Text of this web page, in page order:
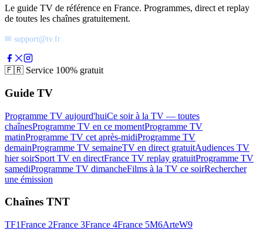
Le guide TV de référence en France. Programmes, direct et replay
de toutes les chaînes gratuitement.
✉ support@tv.fr
🇫🇷 Service 100% gratuit
Guide TV
Programme TV aujourd'huiCe soir à la TV — toutes
chaînesProgramme TV en ce momentProgramme TV
matinProgramme TV cet après-midiProgramme TV
demainProgramme TV semaineTV en direct gratuitAudiences TV
hier soirSport TV en directFrance TV replay gratuitProgramme TV
samediProgramme TV dimancheFilms à la TV ce soirRechercher
une émission
Chaînes TNT
TF1France 2France 3France 4France 5M6ArteW9